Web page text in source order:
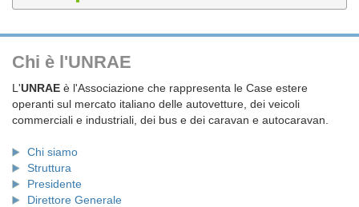
Chi è l'UNRAE
L'UNRAE è l'Associazione che rappresenta le Case estere
operanti sul mercato italiano delle autovetture, dei veicoli
commerciali e industriali, dei bus e dei caravan e autocaravan.
Chi siamo
Struttura
Presidente
Direttore Generale